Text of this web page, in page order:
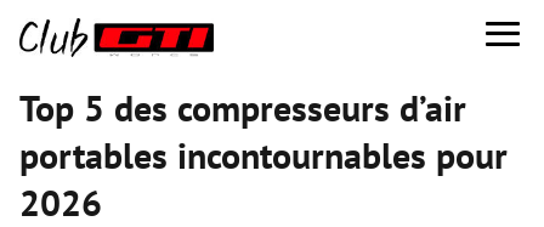
Top 5 des compresseurs d’air
portables incontournables pour
2026